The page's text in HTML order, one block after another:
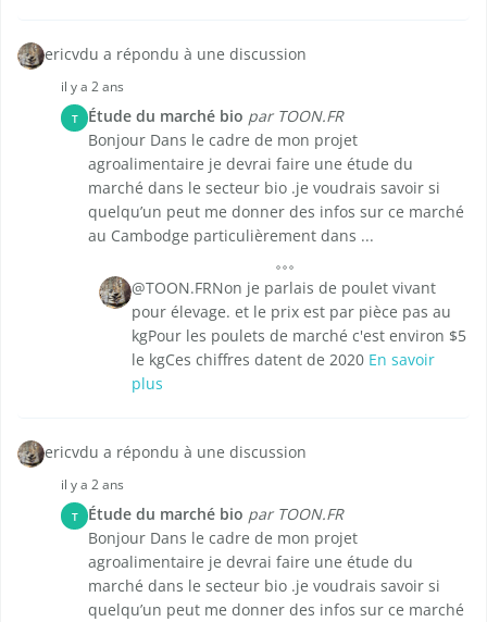
ericvdu a répondu à une discussion
il y a 2 ans
T Étude du marché bio par TOON.FR
Bonjour Dans le cadre de mon projet
agroalimentaire je devrai faire une étude du
marché dans le secteur bio .je voudrais savoir si
quelqu’un peut me donner des infos sur ce marché
au Cambodge particulièrement dans ...
@TOON.FRNon je parlais de poulet vivant
pour élevage. et le prix est par pièce pas au
kgPour les poulets de marché c'est environ $5
le kgCes chiffres datent de 2020 En savoir
plus
ericvdu a répondu à une discussion
il y a 2 ans
T Étude du marché bio par TOON.FR
Bonjour Dans le cadre de mon projet
agroalimentaire je devrai faire une étude du
marché dans le secteur bio .je voudrais savoir si
quelqu’un peut me donner des infos sur ce marché